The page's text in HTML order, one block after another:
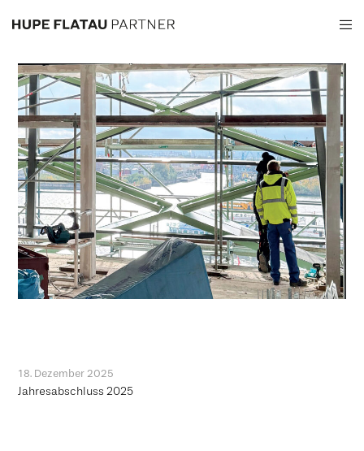
18. Dezember 2025
Jahresabschluss 2025